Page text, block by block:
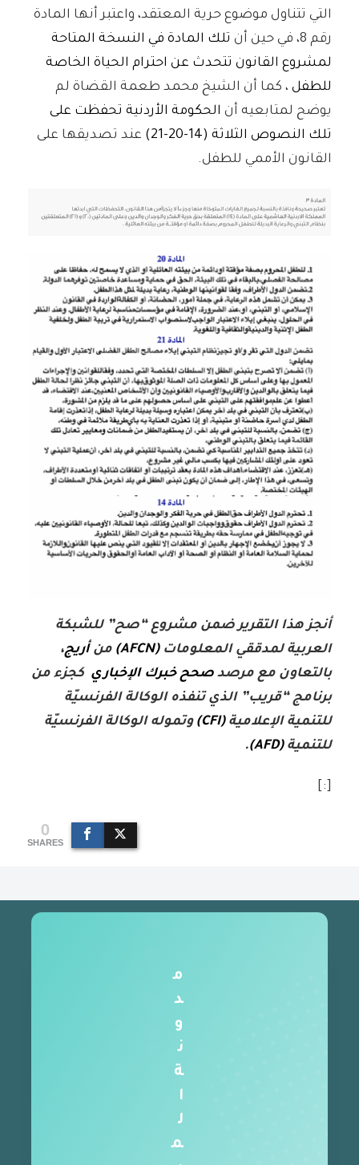
التي تتناول موضوع حرية المعتقد، واعتبر أنها المادة
رقم 8، في حين أن
تلك المادة في النسخة المتاحة
لمشروع القانون تتحدث عن احترام الحياة الخاصة
للطفل ، كما أن الشيخ محمد طعمة القضاة لم
يوضح لمتابعيه أن الحكومة الأردنية تحفظت على
تلك النصوص الثلاثة (14-20-21)
عند تصديقها على
القانون الأممي للطفل.
أنجز هذا التقرير ضمن مشروع “صح” للشبكة
العربية لمدققي المعلومات(AFCN) منأريج،
بالتعاون مع مرصد صحح خبرك الإخباري كجزء من
برنامج “قريب” الذي تنفذه الوكالة الفرنسيّة
للتنمية الإعلامية(CFI)
وتموله الوكالة الفرنسيّة
للتنمية(AFD)
.
[:]
0
SHARES
م
د
و
ن
ة
ا
ل
م